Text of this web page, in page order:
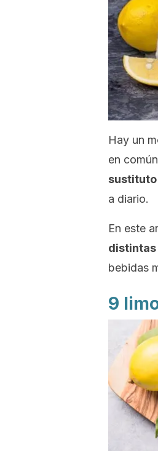
Hay un
en
a diario.
En este
distintas
bebidas
9